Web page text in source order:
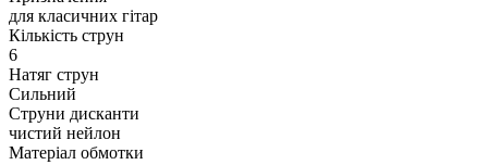
для класичних гітар
Кількість струн
6
Натяг струн
Сильний
Струни дисканти
чистий нейлон
Матеріал обмотки